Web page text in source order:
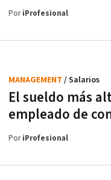
PoriProfesional
El sueldo más
empleado de
MANAGEMENT / Salarios
PoriProfesional